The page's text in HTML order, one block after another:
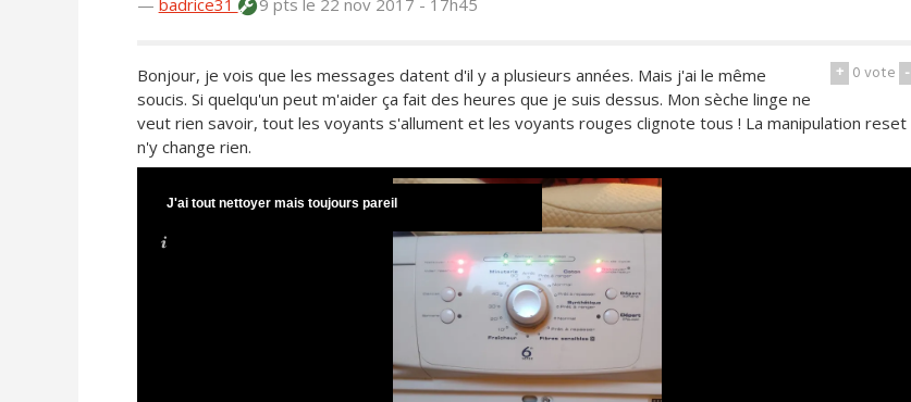
— badrice31 9 pts le 22 nov 2017 - 17h45
+ 0vote -
Bonjour, je vois que les messages datent d'il y a plusieurs années. Mais j'ai le même
soucis. Si quelqu'un peut m'aider ça fait des heures que je suis dessus. Mon sèche linge ne
veut rien savoir, tout les voyants s'allument et les voyants rouges clignote tous ! La manipulation reset
n'y change rien.
J'ai tout nettoyer mais toujours pareil